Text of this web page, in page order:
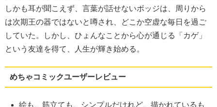
しかも耳が聞こえず、言葉が話せないボッジは、周りから
は次期王の器ではないと噂され、どこか空虚な毎日を過ご
していた。しかし、ひょんなことから心が通じる「カゲ」
という友達を得て、人生が輝き始める。
めちゃコミックユーザーレビュー
絵も、筋立ても、シンプルだけれど、描かれているも